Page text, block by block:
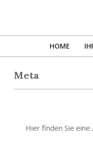
HOME
Meta
11-
Hier finden Sie